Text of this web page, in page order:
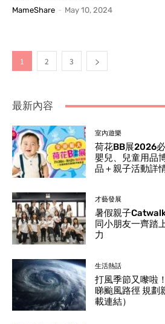
MameShare - May 10, 2024
1 2 3
最新內容
室內遊樂
荷花BB展2026
嬰兒、兒童用品
品＋親子活動詳
才藝發展
暑假親子
同小朋友一齊踏
力
生活熱話
打風季節又嚟啦
睇颱風路徑 規劃
載連結）